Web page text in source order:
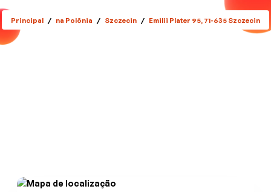
Principal / na Polônia / Szczecin / Emilii Plater 95, 71-635 Szczecin